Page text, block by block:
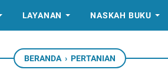
LAYANAN NASKAH BUKU
BERANDA › PERTANIAN